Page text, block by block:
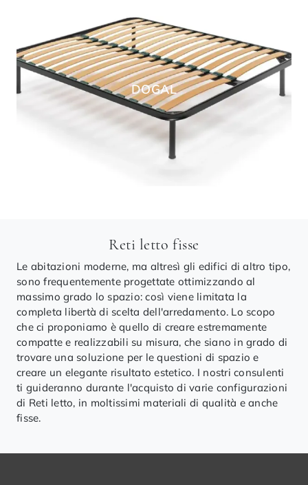
DOGAL
Reti letto fisse
Le abitazioni moderne, ma altresì gli edifici di altro tipo,
sono frequentemente progettate ottimizzando al
massimo grado lo spazio: così viene limitata la
completa libertà di scelta dell'arredamento. Lo scopo
che ci proponiamo è quello di creare estremamente
compatte e realizzabili su misura, che siano in grado di
trovare una soluzione per le questioni di spazio e
creare un elegante risultato estetico. I nostri consulenti
ti guideranno durante l'acquisto di varie configurazioni
di Reti letto, in moltissimi materiali di qualità e anche
fisse.